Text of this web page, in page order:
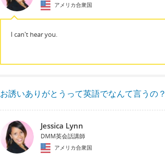
アメリカ合衆国
I can't hear you.
お誘いありがとうって英語でなんて言うの？
Jessica Lynn
DMM英会話講師
アメリカ合衆国